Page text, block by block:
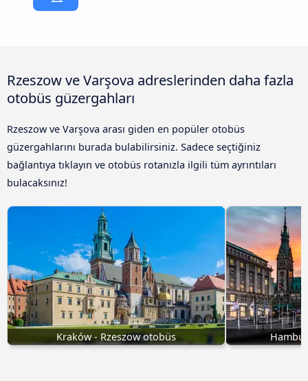
Rzeszow ve Varşova adreslerinden daha fazla
otobüs güzergahları
Rzeszow ve Varşova arası giden en popüler otobüs
güzergahlarını burada bulabilirsiniz. Sadece seçtiğiniz
bağlantıya tıklayın ve otobüs rotanızla ilgili tüm ayrıntıları
bulacaksınız!
Kraków - Rzeszow otobüs